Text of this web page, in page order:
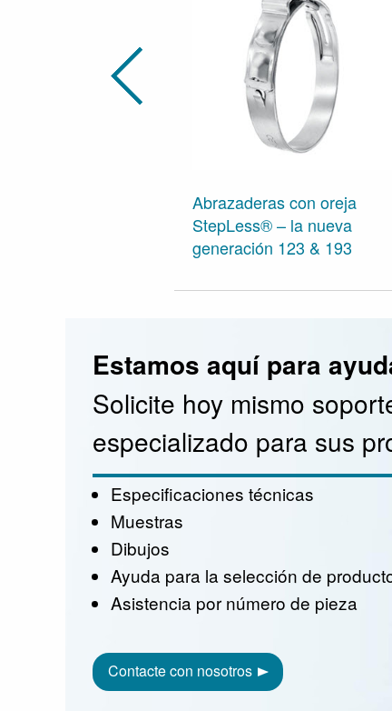
Abrazaderas con oreja
StepLess® – la nueva
generación 123 & 193
Estamos aquí para
Solicite hoy mismo
especializado para sus
Especificaciones técnicas
Muestras
Dibujos
Ayuda para la selección de
Asistencia por número de pieza
Contacte con nosotros